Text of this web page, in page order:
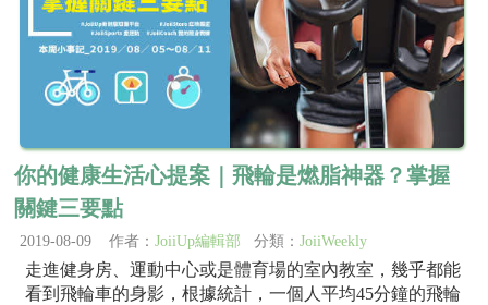
你的健康生活心提案｜飛輪是燃脂神器？掌握
關鍵三要點
2019-08-09 作者： JoiiUp編輯部 分類： JoiiWeekly
走進健身房、運動中心或是體育場的室內教室，幾乎都能
看到飛輪車的身影，根據統計，一個人平均45分鐘的飛輪